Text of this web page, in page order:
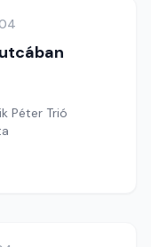
Péter Trió